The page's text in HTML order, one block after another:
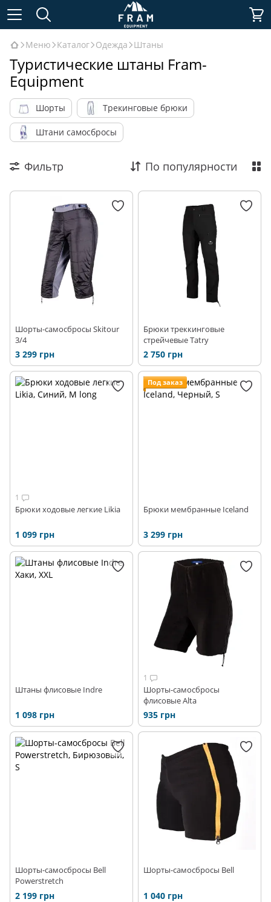
Меню Каталог Одежда Штаны
Туристические штаны Fram-
Equipment
Шорты Трекинговые брюки
Штани самосбросы
Фильтр По популярности
Шорты-самосбросы Skitour
3/4
3 299 грн
Брюки треккинговые
стрейчевые Tatry
2 750 грн
1
Брюки ходовые легкие Likia
1 099 грн
Под заказ
Брюки мембранные Iceland
3 299 грн
Штаны флисовые Indre
1 098 грн
1
Шорты-самосбросы
флисовые Alta
935 грн
Шорты-самосбросы Bell
Powerstretch
2 199 грн
Шорты-самосбросы Bell
1 040 грн